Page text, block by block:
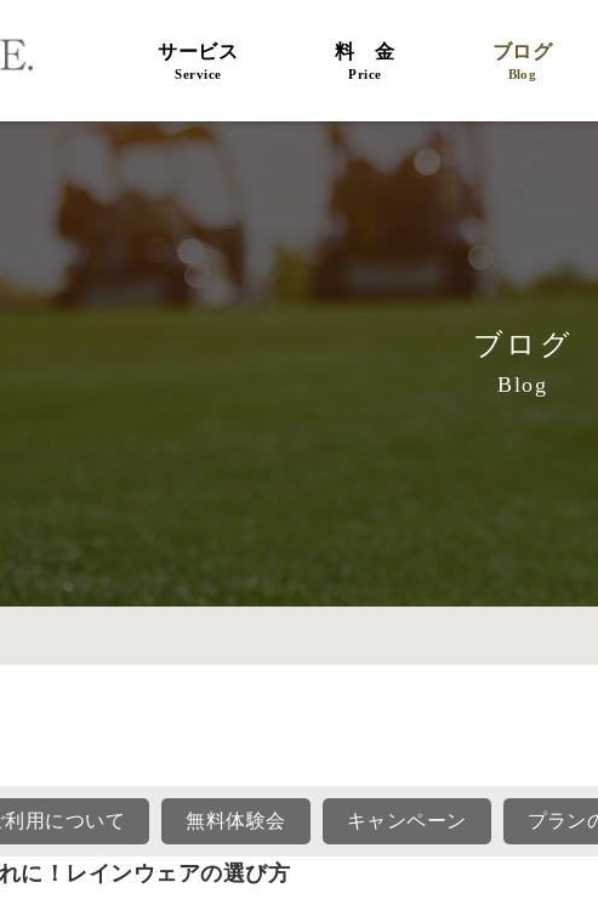
サービス
Service
料 金
Price
ブログ
Blog
ブログ
Blog
利用について 無料体験会 キャンペーン プラン
に！レインウェアの選び方